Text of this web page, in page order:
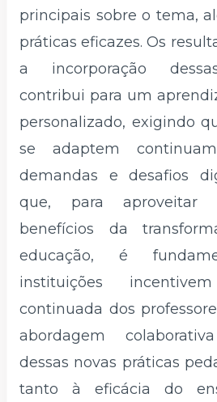
principais sobre o tema,
práticas eficazes. Os
a incorporação
contribui para um
personalizado, exigindo
se adaptem
demandas e desafios
que, para aproveitar
benefícios da
educação, é
instituições
continuada dos
abordagem
dessas novas práticas
tanto à eficácia do